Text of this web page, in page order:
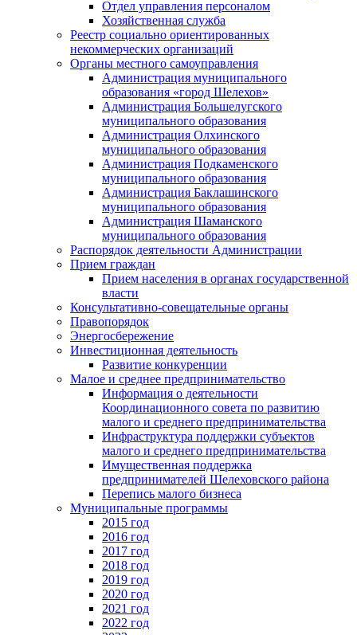
Отдел управления персоналом
Хозяйственная служба
Реестр социально ориентированных
некоммерческих организаций
Органы местного самоуправления
Администрация муниципального
образования «город Шелехов»
Администрация Большелугского
муниципального образования
Администрация Олхинского
муниципального образования
Администрация Подкаменского
муниципального образования
Администрация Баклашинского
муниципального образования
Администрация Шаманского
муниципального образования
Распорядок деятельности Администрации
Прием граждан
Прием населения в органах государственной
власти
Консультативно-совещательные органы
Правопорядок
Энергосбережение
Инвестиционная деятельность
Развитие конкуренции
Малое и среднее предпринимательство
Информация о деятельности
Координационного совета по развитию
малого и среднего предпринимательства
Инфраструктура поддержки субъектов
малого и среднего предпринимательства
Имущественная поддержка
предпринимателей Шелеховского района
Перепись малого бизнеса
Муниципальные программы
2015 год
2016 год
2017 год
2018 год
2019 год
2020 год
2021 год
2022 год